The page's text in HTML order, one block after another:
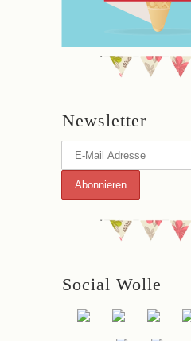
Newsletter
Social Wolle